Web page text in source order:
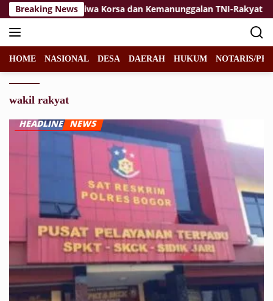
Langsung
ke
konten
Breaking NewsJiwa Korsa dan Kemanunggalan TNI-Rakyat Jadi
HOME NASIONAL DESA DAERAH HUKUM NOTARIS/
wakil rakyat